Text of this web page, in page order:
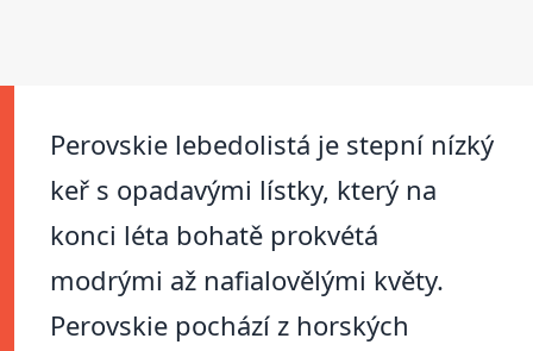
Perovskie lebedolistá je stepní nízký
keř s opadavými lístky, který na
konci léta bohatě prokvétá
modrými až nafialovělými květy.
Perovskie pochází z horských